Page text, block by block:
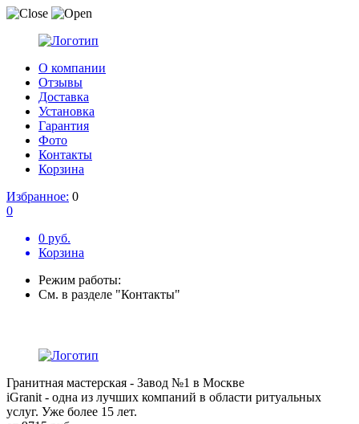
О компании
Отзывы
Доставка
Установка
Гарантия
Фото
Контакты
Корзина
Избранное: 0
0
0 руб.
Корзина
Режим работы:
См. в разделе "Контакты"
Гранитная мастерская - Завод №1 в Москве
iGranit - одна из лучших компаний в области ритуальных
услуг. Уже более 15 лет.